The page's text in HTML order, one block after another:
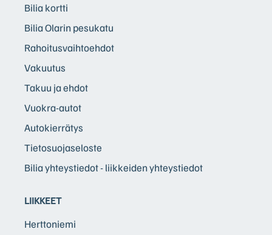
Bilia kortti
Bilia Olarin pesukatu
Rahoitusvaihtoehdot
Vakuutus
Takuu ja ehdot
Vuokra-autot
Autokierrätys
Tietosuojaseloste
Bilia yhteystiedot - liikkeiden yhteystiedot
LIIKKEET
Herttoniemi